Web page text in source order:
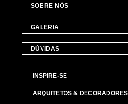
SOBRE NÓS
GALERIA
DÚVIDAS
INSPIRE-SE
ARQUITETOS & DECORADORES